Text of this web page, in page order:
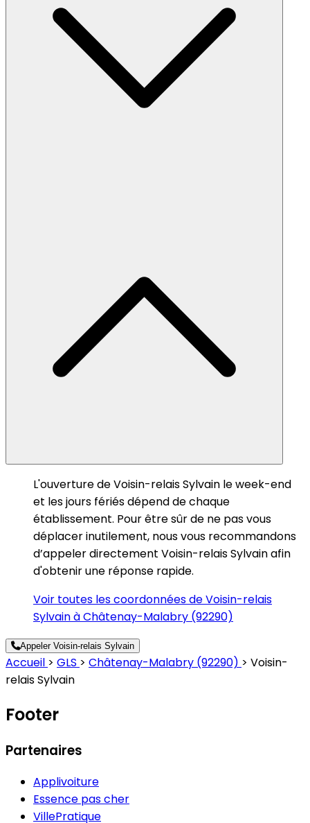
L'ouverture de Voisin-relais Sylvain le week-end
et les jours fériés dépend de chaque
établissement. Pour être sûr de ne pas vous
déplacer inutilement, nous vous recommandons
d’appeler directement Voisin-relais Sylvain afin
d'obtenir une réponse rapide.
Voir toutes les coordonnées de Voisin-relais
Sylvain à Châtenay-Malabry (92290)
Appeler Voisin-relais Sylvain
Accueil > GLS > Châtenay-Malabry (92290) > Voisin-
relais Sylvain
Footer
Partenaires
Applivoiture
Essence pas cher
VillePratique